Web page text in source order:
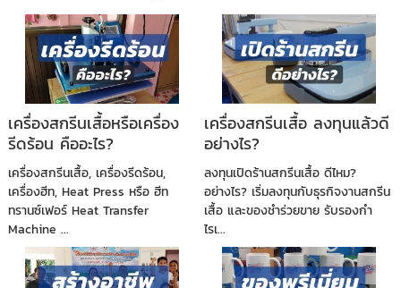
เครื่องสกรีนเสื้อหรือเครื่อง
รีดร้อน คืออะไร?
เครื่องสกรีนเสื้อ, เครื่องรีดร้อน,
เครื่องฮีท, Heat Press หรือ ฮีท
ทรานซ์เฟอร์ Heat Transfer
Machine ...
เครื่องสกรีนเสื้อ ลงทุนแล้วดี
อย่างไร?
ลงทุนเปิดร้านสกรีนเสื้อ ดีไหม?
อย่างไร? เริ่มลงทุนกับธุรกิจงานสกรีน
เสื้อ และของชำร่วยขาย รับรองกำ
ไรเ...